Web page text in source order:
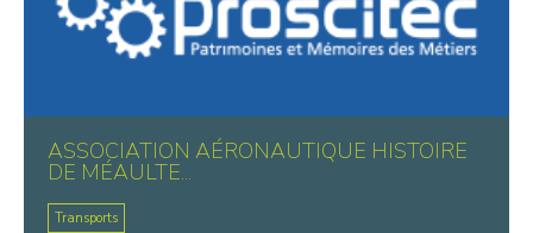
ASSOCIATION AÉRONAUTIQUE HISTOIRE
DE MÉAULTE...
Transports